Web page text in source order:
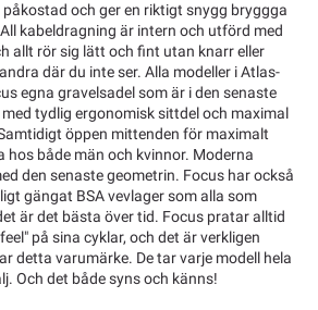
och ger en riktigt snygg bryggga
kabeldragning är intern och utförd med
allt rör sig lätt och fint utan knarr eller
där du inte ser. Alla modeller i Atlas-
egna gravelsadel som är i den senaste
tydlig ergonomisk sittdel och maximal
öppen mittenden för maximalt
hos både män och kvinnor. Moderna
den senaste geometrin. Focus har också
gängat BSA vevlager som alla som
är det bästa över tid. Focus pratar alltid
på sina cyklar, och det är verkligen
detta varumärke. De tar varje modell hela
Och det både syns och känns!